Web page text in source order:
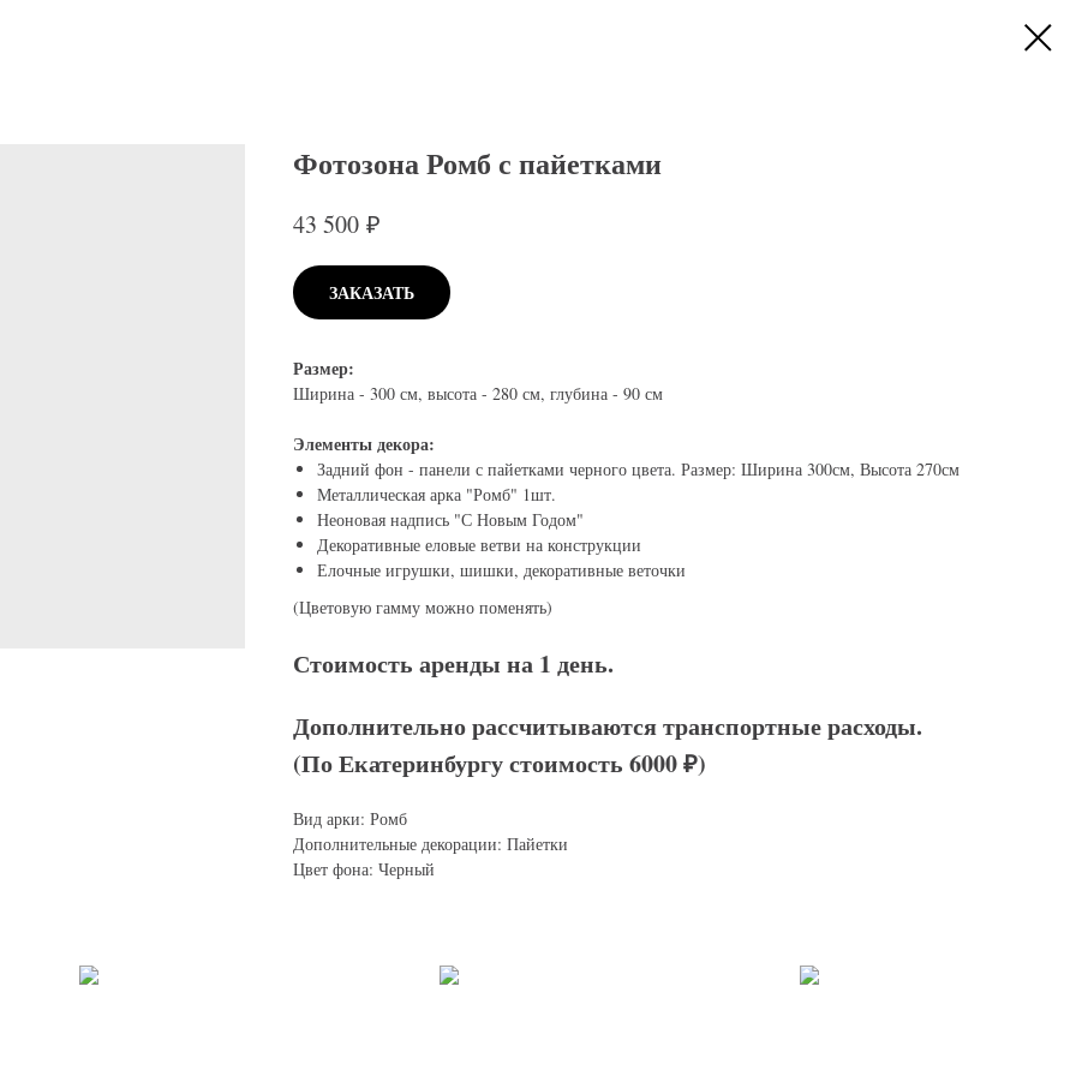
Фотозона Ромб с пайетками
43 500 ₽
ЗАКАЗАТЬ
Размер:
Ширина - 300 см, высота - 280 см, глубина - 90 см
Элементы декора:
Задний фон - панели с пайетками черного цвета. Размер: Ширина 300см, Высота 270см
Металлическая арка "Ромб" 1шт.
Неоновая надпись "С Новым Годом"
Декоративные еловые ветви на конструкции
Елочные игрушки, шишки, декоративные веточки
(Цветовую гамму можно поменять)
Стоимость аренды на 1 день.
Дополнительно рассчитываются транспортные расходы.
(По Екатеринбургу стоимость 6000 ₽)
Вид арки: Ромб
Дополнительные декорации: Пайетки
Цвет фона: Черный